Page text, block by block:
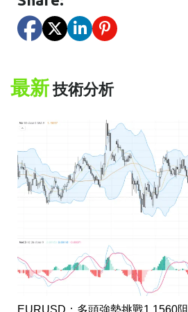
最新技術分析
EURUSD：多頭強勢挑戰1.1560